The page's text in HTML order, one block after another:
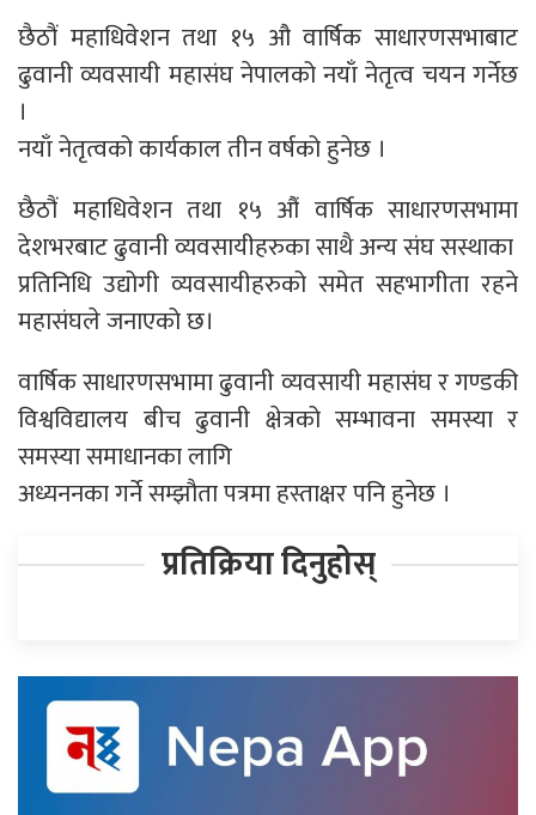
छैठौं महाधिवेशन तथा १५ औ वार्षिक साधारणसभाबाट
ढुवानी व्यवसायी महासंघ नेपालको नयाँ नेतृत्व चयन गर्नेछ
।
नयाँ नेतृत्वको कार्यकाल तीन वर्षको हुनेछ ।
छैठौं महाधिवेशन तथा १५ औं वार्षिक साधारणसभामा
देशभरबाट ढुवानी व्यवसायीहरुका साथै अन्य संघ सस्थाका
प्रतिनिधि उद्योगी व्यवसायीहरुको समेत सहभागीता रहने
महासंघले जनाएको छ।
वार्षिक साधारणसभामा ढुवानी व्यवसायी महासंघ र गण्डकी
विश्वविद्यालय बीच ढुवानी क्षेत्रको सम्भावना समस्या र
समस्या समाधानका लागि
अध्यननका गर्ने सम्झौता पत्रमा हस्ताक्षर पनि हुनेछ ।
प्रतिक्रिया दिनुहोस्